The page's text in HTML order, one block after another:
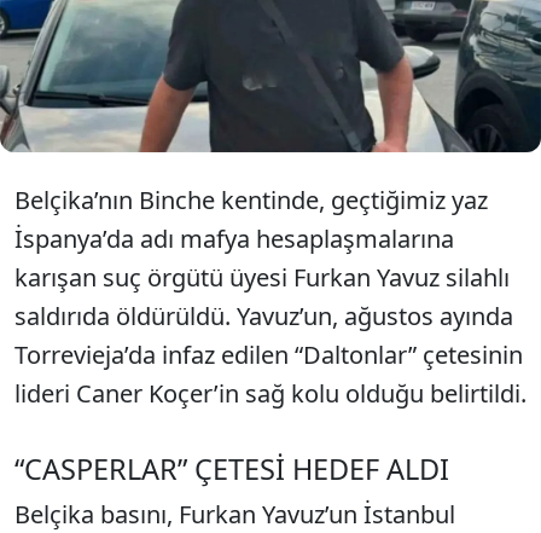
öldürülmesinin ardından Furkan Yavuz'un
da Belçika'da öldürüldüğü ileri sürüldü.
Belçika’nın Binche kentinde, geçtiğimiz yaz
İspanya’da adı mafya hesaplaşmalarına
karışan suç örgütü üyesi Furkan Yavuz silahlı
saldırıda öldürüldü. Yavuz’un, ağustos ayında
Torrevieja’da infaz edilen “Daltonlar” çetesinin
lideri Caner Koçer’in sağ kolu olduğu belirtildi.
“CASPERLAR” ÇETESİ HEDEF ALDI
Belçika basını, Furkan Yavuz’un İstanbul